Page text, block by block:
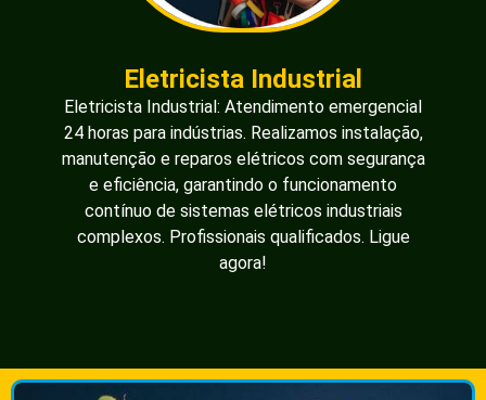
Eletricista Industrial
Eletricista Industrial: Atendimento emergencial
24 horas para indústrias. Realizamos instalação,
manutenção e reparos elétricos com segurança
e eficiência, garantindo o funcionamento
contínuo de sistemas elétricos industriais
complexos. Profissionais qualificados. Ligue
agora!